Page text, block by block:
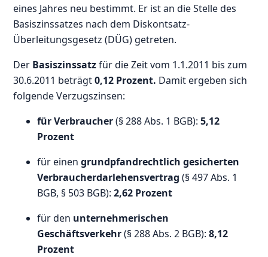
eines Jahres neu bestimmt. Er ist an die Stelle des
Basiszinssatzes nach dem Diskontsatz-
Überleitungsgesetz (DÜG) getreten.
Der Basiszinssatzfür die Zeit vom 1.1.2011 bis zum
30.6.2011 beträgt0,12 Prozent. Damit ergeben sich
folgende Verzugszinsen:
für Verbraucher(§ 288 Abs. 1 BGB):5,12
Prozent
für einengrundpfandrechtlich gesicherten
Verbraucherdarlehensvertrag(§ 497 Abs. 1
BGB, § 503 BGB):2,62 Prozent
für den unternehmerischen
Geschäftsverkehr(§ 288 Abs. 2 BGB):8,12
Prozent